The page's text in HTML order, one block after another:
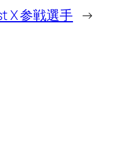
X 参戦選手 →